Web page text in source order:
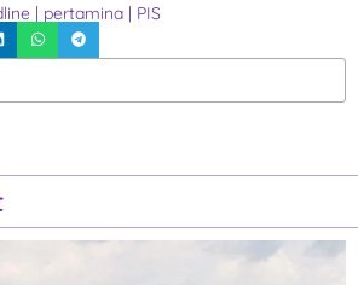
| pertamina | PIS